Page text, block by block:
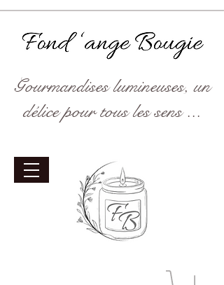
Gourmandises lumineuses, un
délice pour tous les sens ...